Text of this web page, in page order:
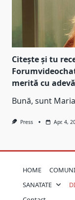
Citește și tu
merită cu
Bună, sunt
Press Apr. 4,
HOME
SANATATE